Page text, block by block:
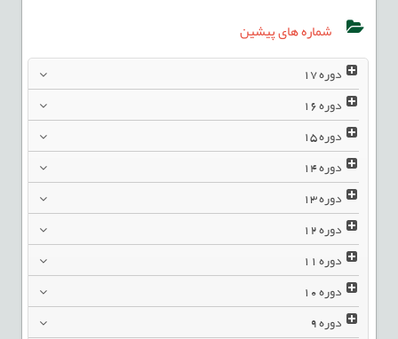
شماره های پیشین
دوره17
دوره16
دوره15
دوره14
دوره13
دوره12
دوره11
دوره10
دوره9